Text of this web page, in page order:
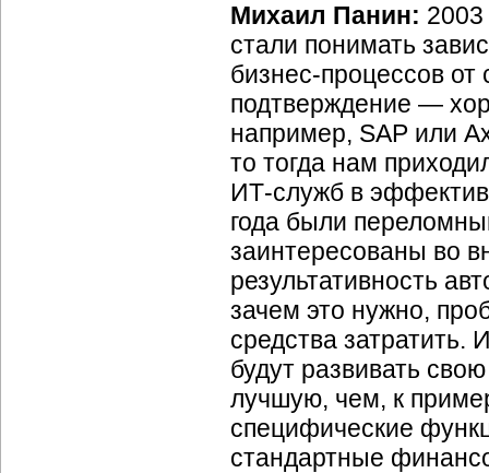
Михаил Панин: 2003
стали понимать
бизнес-процессов от
подтверждение —
например, SAP или
то тогда нам
ИТ-служб в
года были
заинтересованы во
результативность
зачем это нужно,
средства
будут развивать
лучшую, чем, к
специфические
стандартные